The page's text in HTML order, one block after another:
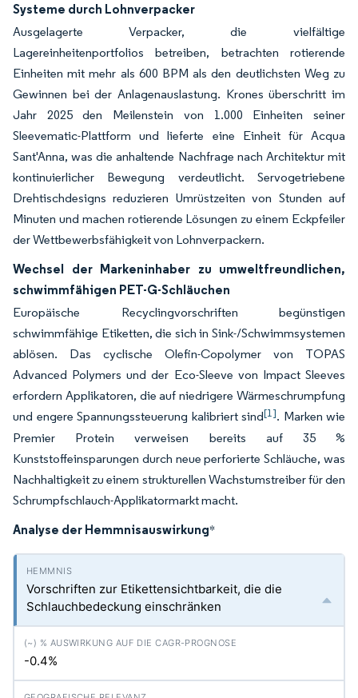
Systeme durch Lohnverpacker
Ausgelagerte Verpacker, die vielfältige
Lagereinheitenportfolios betreiben, betrachten rotierende
Einheiten mit mehr als 600 BPM als den deutlichsten Weg zu
Gewinnen bei der Anlagenauslastung. Krones überschritt im
Jahr 2025 den Meilenstein von 1.000 Einheiten seiner
Sleevematic-Plattform und lieferte eine Einheit für Acqua
Sant'Anna, was die anhaltende Nachfrage nach Architektur mit
kontinuierlicher Bewegung verdeutlicht. Servogetriebene
Drehtischdesigns reduzieren Umrüstzeiten von Stunden auf
Minuten und machen rotierende Lösungen zu einem Eckpfeiler
der Wettbewerbsfähigkeit von Lohnverpackern.
Wechsel der Markeninhaber zu umweltfreundlichen,
schwimmfähigen PET-G-Schläuchen
Europäische Recyclingvorschriften begünstigen
schwimmfähige Etiketten, die sich in Sink-/Schwimmsystemen
ablösen. Das cyclische Olefin-Copolymer von TOPAS
Advanced Polymers und der Eco-Sleeve von Impact Sleeves
erfordern Applikatoren, die auf niedrigere Wärmeschrumpfung
und engere Spannungssteuerung kalibriert sind[1]. Marken wie
Premier Protein verweisen bereits auf 35 %
Kunststoffeinsparungen durch neue perforierte Schläuche, was
Nachhaltigkeit zu einem strukturellen Wachstumstreiber für den
Schrumpfschlauch-Applikatormarkt macht.
Analyse der Hemmnisauswirkung*
Vorschriften zur Etikettensichtbarkeit, die die
Schlauchbedeckung einschränken
-0.4%